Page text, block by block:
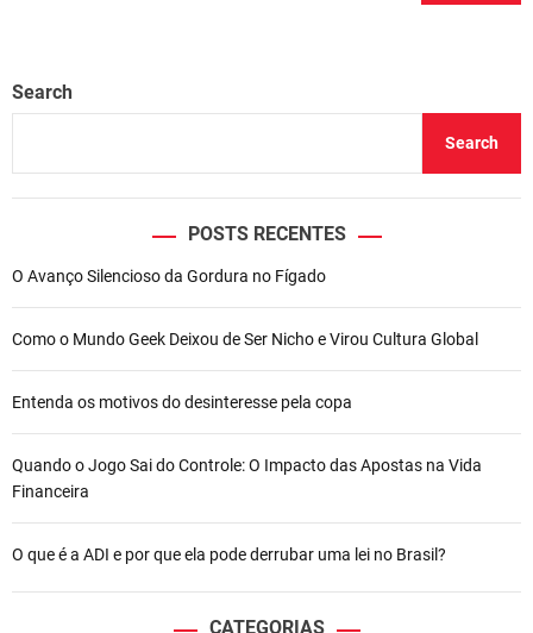
Search
Search
POSTS RECENTES
O Avanço Silencioso da Gordura no Fígado
Como o Mundo Geek Deixou de Ser Nicho e Virou Cultura Global
Entenda os motivos do desinteresse pela copa
Quando o Jogo Sai do Controle: O Impacto das Apostas na Vida
Financeira
O que é a ADI e por que ela pode derrubar uma lei no Brasil?
CATEGORIAS